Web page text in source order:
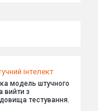
інтелект
модель штучного
вийти з
тестування.